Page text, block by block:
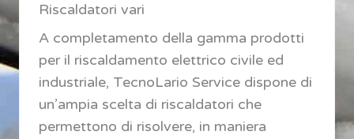
Riscaldatori vari
A completamento della gamma prodotti
per il riscaldamento elettrico civile ed
industriale, TecnoLario Service dispone di
un’ampia scelta di riscaldatori che
permettono di risolvere, in maniera